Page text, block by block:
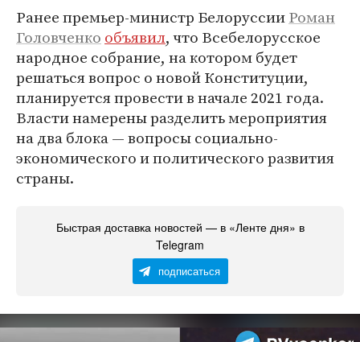
Ранее премьер-министр БелоруссииРоман
Головченко объявил, что Всебелорусское
народное собрание, на котором будет
решаться вопрос о новой Конституции,
планируется провести в начале 2021 года.
Власти намерены разделить мероприятия
на два блока — вопросы социально-
экономического и политического развития
страны.
Быстрая доставка новостей — в «Ленте дня» в
Telegram
подписаться